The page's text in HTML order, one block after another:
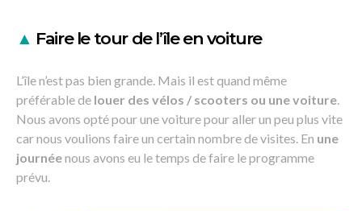
▲ Faire le tour de l’île en voiture
L’île n’est pas bien grande. Mais il est quand même
préférable de louer des vélos / scooters ou une voiture.
Nous avons opté pour une voiture pour aller un peu plus vite
car nous voulions faire un certain nombre de visites. En une
journéenous avons eu le temps de faire le programme
prévu.